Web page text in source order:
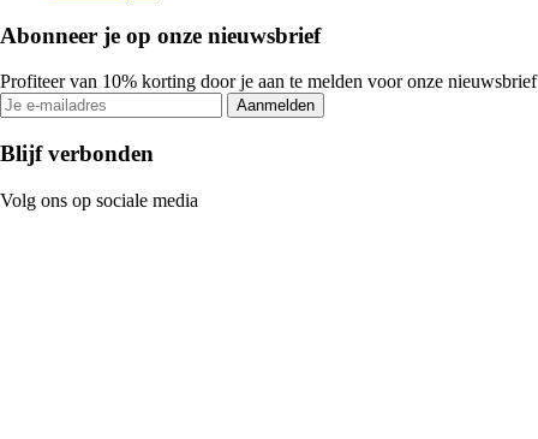
Abonneer je op onze nieuwsbrief
Profiteer van 10% korting door je aan te melden voor onze nieuwsbrief
Aanmelden
Blijf verbonden
Volg ons op sociale media